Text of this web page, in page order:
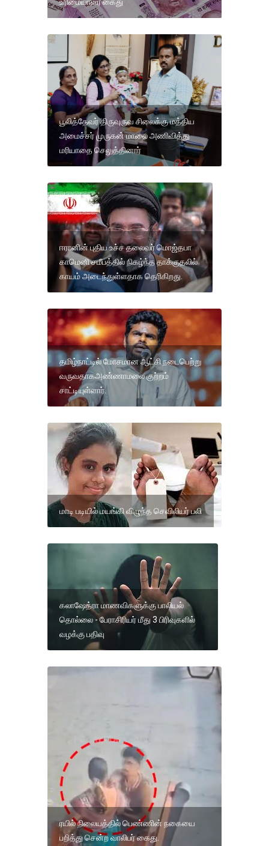
உரிமையாளர் கைது
பூலித்தேவர் திருவுருவ சிலைக்கு மத்திய
அமைச்சர் முருகன் மாலை அணிவித்து
மரியாதை செலுத்தினார்
ஈரானின் புதிய உச்ச தலைவர் மொஜ்தபா
காமெனி சமீபத்தில் நிகழ்ந்த தாக்குதலில்
காயம் அடைந்துள்ளதாக தெரிகிறது.
தமிழ்நாட்டில் மோசமான ஆட்சி நடைபெற்று
வருவதாகஅண்ணாமலை குற்றம்
சாட்டியுள்ளார்.
மாடி படியில் மயங்கி விழுந்த செவிலியர் பலி
கலாஷேத்ரா மாணவிகளுக்கு பாலியல்
தொல்லை - பேராசிரியர் மீது 3 பிரிவுகளில்
வழக்கு பதிவு
ரயில் நிலையத்தில் பெண்ணின் நகையை
பறித்து சென்ற வாலிபர் கைது.